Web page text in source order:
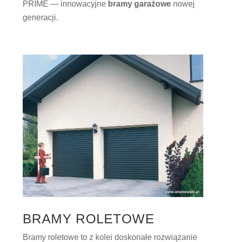
PRIME — innowacyjne bramy garażowenowej
generacji.
BRAMY ROLETOWE
Bramy roletowe to z kolei doskonałe rozwiązanie